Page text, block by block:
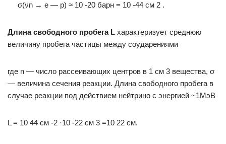
σ(νn → e — p) ≈ 10 -20 барн = 10 -44 см 2 .
Длина свободного пробега L характеризует среднюю
величину пробега частицы между соударениями
где n — число рассеивающих центров в 1 см 3 вещества, σ
— величина сечения реакции. Длина свободного пробега в
случае реакции под действием нейтрино с энергией ~1МэВ
L = 10 44 см -2 ·10 -22 см 3 =10 22 см.